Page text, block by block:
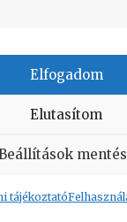
Elfogadom
Elutasítom
tájékoztató
| Impresszum |
Vissza a